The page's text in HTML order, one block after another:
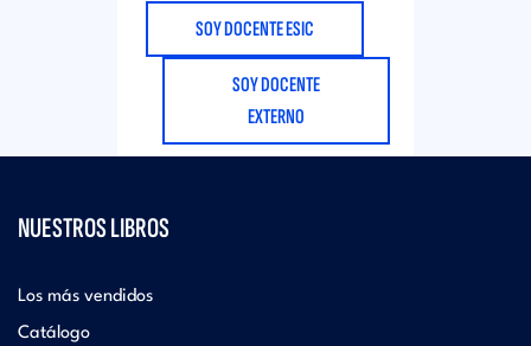
SOY DOCENTE ESIC
SOY DOCENTE
EXTERNO
NUESTROS LIBROS
Los más vendidos
Catálogo